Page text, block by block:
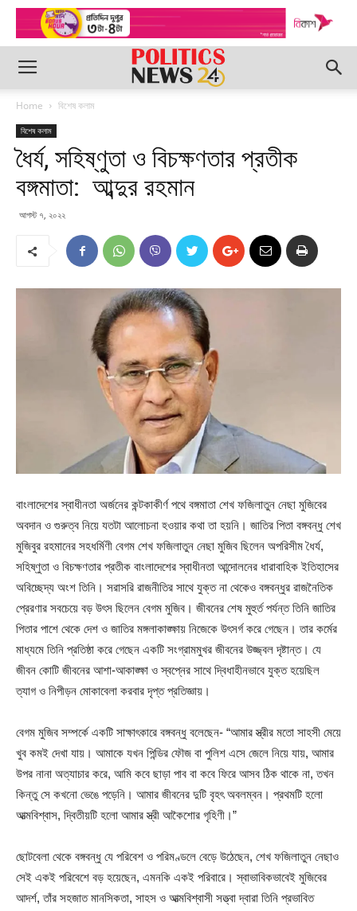
Home বিশেষ কলাম
বিশেষ কলাম
ধৈর্য, সহিষ্ণুতা ও বিচক্ষণতার প্রতীক
বঙ্গমাতা: আব্দুর রহমান
আগস্ট ৭, ২০২২
বাংলাদেশের স্বাধীনতা অর্জনের কন্টকাকীর্ণ পথে বঙ্গমাতা শেখ ফজিলাতুন নেছা মুজিবের
অবদান ও গুরুত্ব নিয়ে যতটা আলোচনা হওয়ার কথা তা হয়নি। জাতির পিতা বঙ্গবন্ধু শেখ
মুজিবুর রহমানের সহধর্মিণী বেগম শেখ ফজিলাতুন নেছা মুজিব ছিলেন অপরিসীম ধৈর্য,
সহিষ্ণুতা ও বিচক্ষণতার প্রতীক বাংলাদেশের স্বাধীনতা আন্দোলনের ধারাবাহিক ইতিহাসের
অবিচ্ছেদ্য অংশ তিনি। সরাসরি রাজনীতির সাথে যুক্ত না থেকেও বঙ্গবন্ধুর রাজনৈতিক
প্রেরণার সবচেয়ে বড় উৎস ছিলেন বেগম মুজিব। জীবনের শেষ মুহুর্ত পর্যন্ত তিনি জাতির
পিতার পাশে থেকে দেশ ও জাতির মঙ্গলাকাঙ্ক্ষায় নিজেকে উৎসর্গ করে গেছেন। তার কর্মের
মাধ্যমে তিনি প্রতিষ্ঠা করে গেছেন একটি সংগ্রামমুখর জীবনের উজ্জ্বল দৃষ্টান্ত। যে
জীবন কোটি জীবনের আশা-আকাঙ্ক্ষা ও স্বপ্নের সাথে দ্বিধাহীনভাবে যুক্ত হয়েছিল
ত্যাগ ও নিপীড়ন মোকাবেলা করবার দৃপ্ত প্রতিজ্ঞায়।
বেগম মুজিব সম্পর্কে একটি সাক্ষাৎকারে বঙ্গবন্ধু বলেছেন- “আমার স্ত্রীর মতো সাহসী মেয়ে
খুব কমই দেখা যায়। আমাকে যখন পিন্ডির ফৌজ বা পুলিশ এসে জেলে নিয়ে যায়, আমার
উপর নানা অত্যাচার করে, আমি কবে ছাড়া পাব বা কবে ফিরে আসব ঠিক থাকে না, তখন
কিন্তু সে কখনো ভেঙে পড়েনি। আমার জীবনের দুটি বৃহৎ অবলম্বন। প্রথমটি হলো
আত্মবিশ্বাস, দ্বিতীয়টি হলো আমার স্ত্রী আকৈশোর গৃহিণী।”
ছোটবেলা থেকে বঙ্গবন্ধু যে পরিবেশ ও পরিমণ্ডলে বেড়ে উঠেছেন, শেখ ফজিলাতুন নেছাও
সেই একই পরিবেশে বড় হয়েছেন, এমনকি একই পরিবারে। স্বাভাবিকভাবেই মুজিবের
আদর্শ, তাঁর সহজাত মানসিকতা, সাহস ও আত্মবিশ্বাসী সত্ত্বা দ্বারা তিনি প্রভাবিত